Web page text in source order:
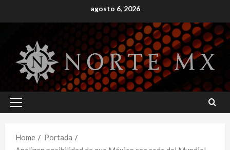
to
agosto 6, 2026
Primary
Home
Portada